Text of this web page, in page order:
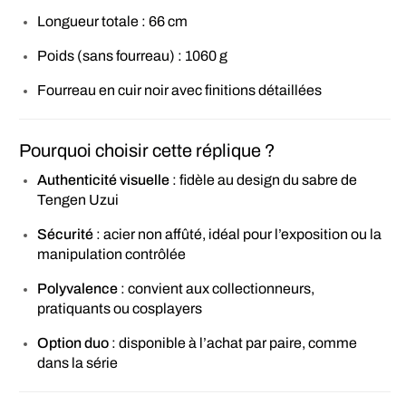
Longueur totale : 66 cm
Poids (sans fourreau) : 1060 g
Fourreau en cuir noir avec finitions détaillées
Pourquoi choisir cette réplique ?
Authenticité visuelle : fidèle au design du sabre de
Tengen Uzui
Sécurité : acier non affûté, idéal pour l’exposition ou la
manipulation contrôlée
Polyvalence : convient aux collectionneurs,
pratiquants ou cosplayers
Option duo : disponible à l’achat par paire, comme
dans la série